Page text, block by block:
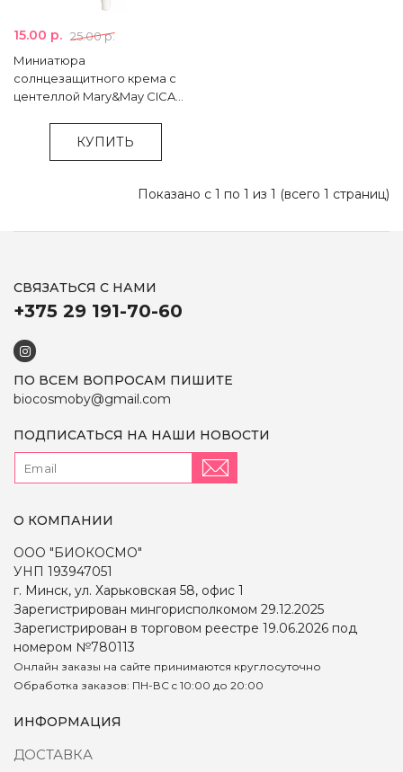
15.00 р. 25.00 р.
Миниатюра
солнцезащитного крема с
центеллой Mary&May CICA
КУПИТЬ
Показано с 1 по 1 из 1 (всего 1 страниц)
СВЯЗАТЬСЯ С НАМИ
+375 29 191-70-60
ПО ВСЕМ ВОПРОСАМ ПИШИТЕ
biocosmoby@gmail.com
ПОДПИСАТЬСЯ НА НАШИ НОВОСТИ
О КОМПАНИИ
ООО "БИОКОСМО"
УНП 193947051
г. Минск, ул. Харьковская 58, офис 1
Зарегистрирован мингорисполкомом 29.12.2025
Зарегистрирован в торговом реестре 19.06.2026 под
номером №780113
Онлайн заказы на сайте принимаются круглосуточно
Обработка заказов: ПН-ВС c 10:00 до 20:00
ИНФОРМАЦИЯ
ДОСТАВКА